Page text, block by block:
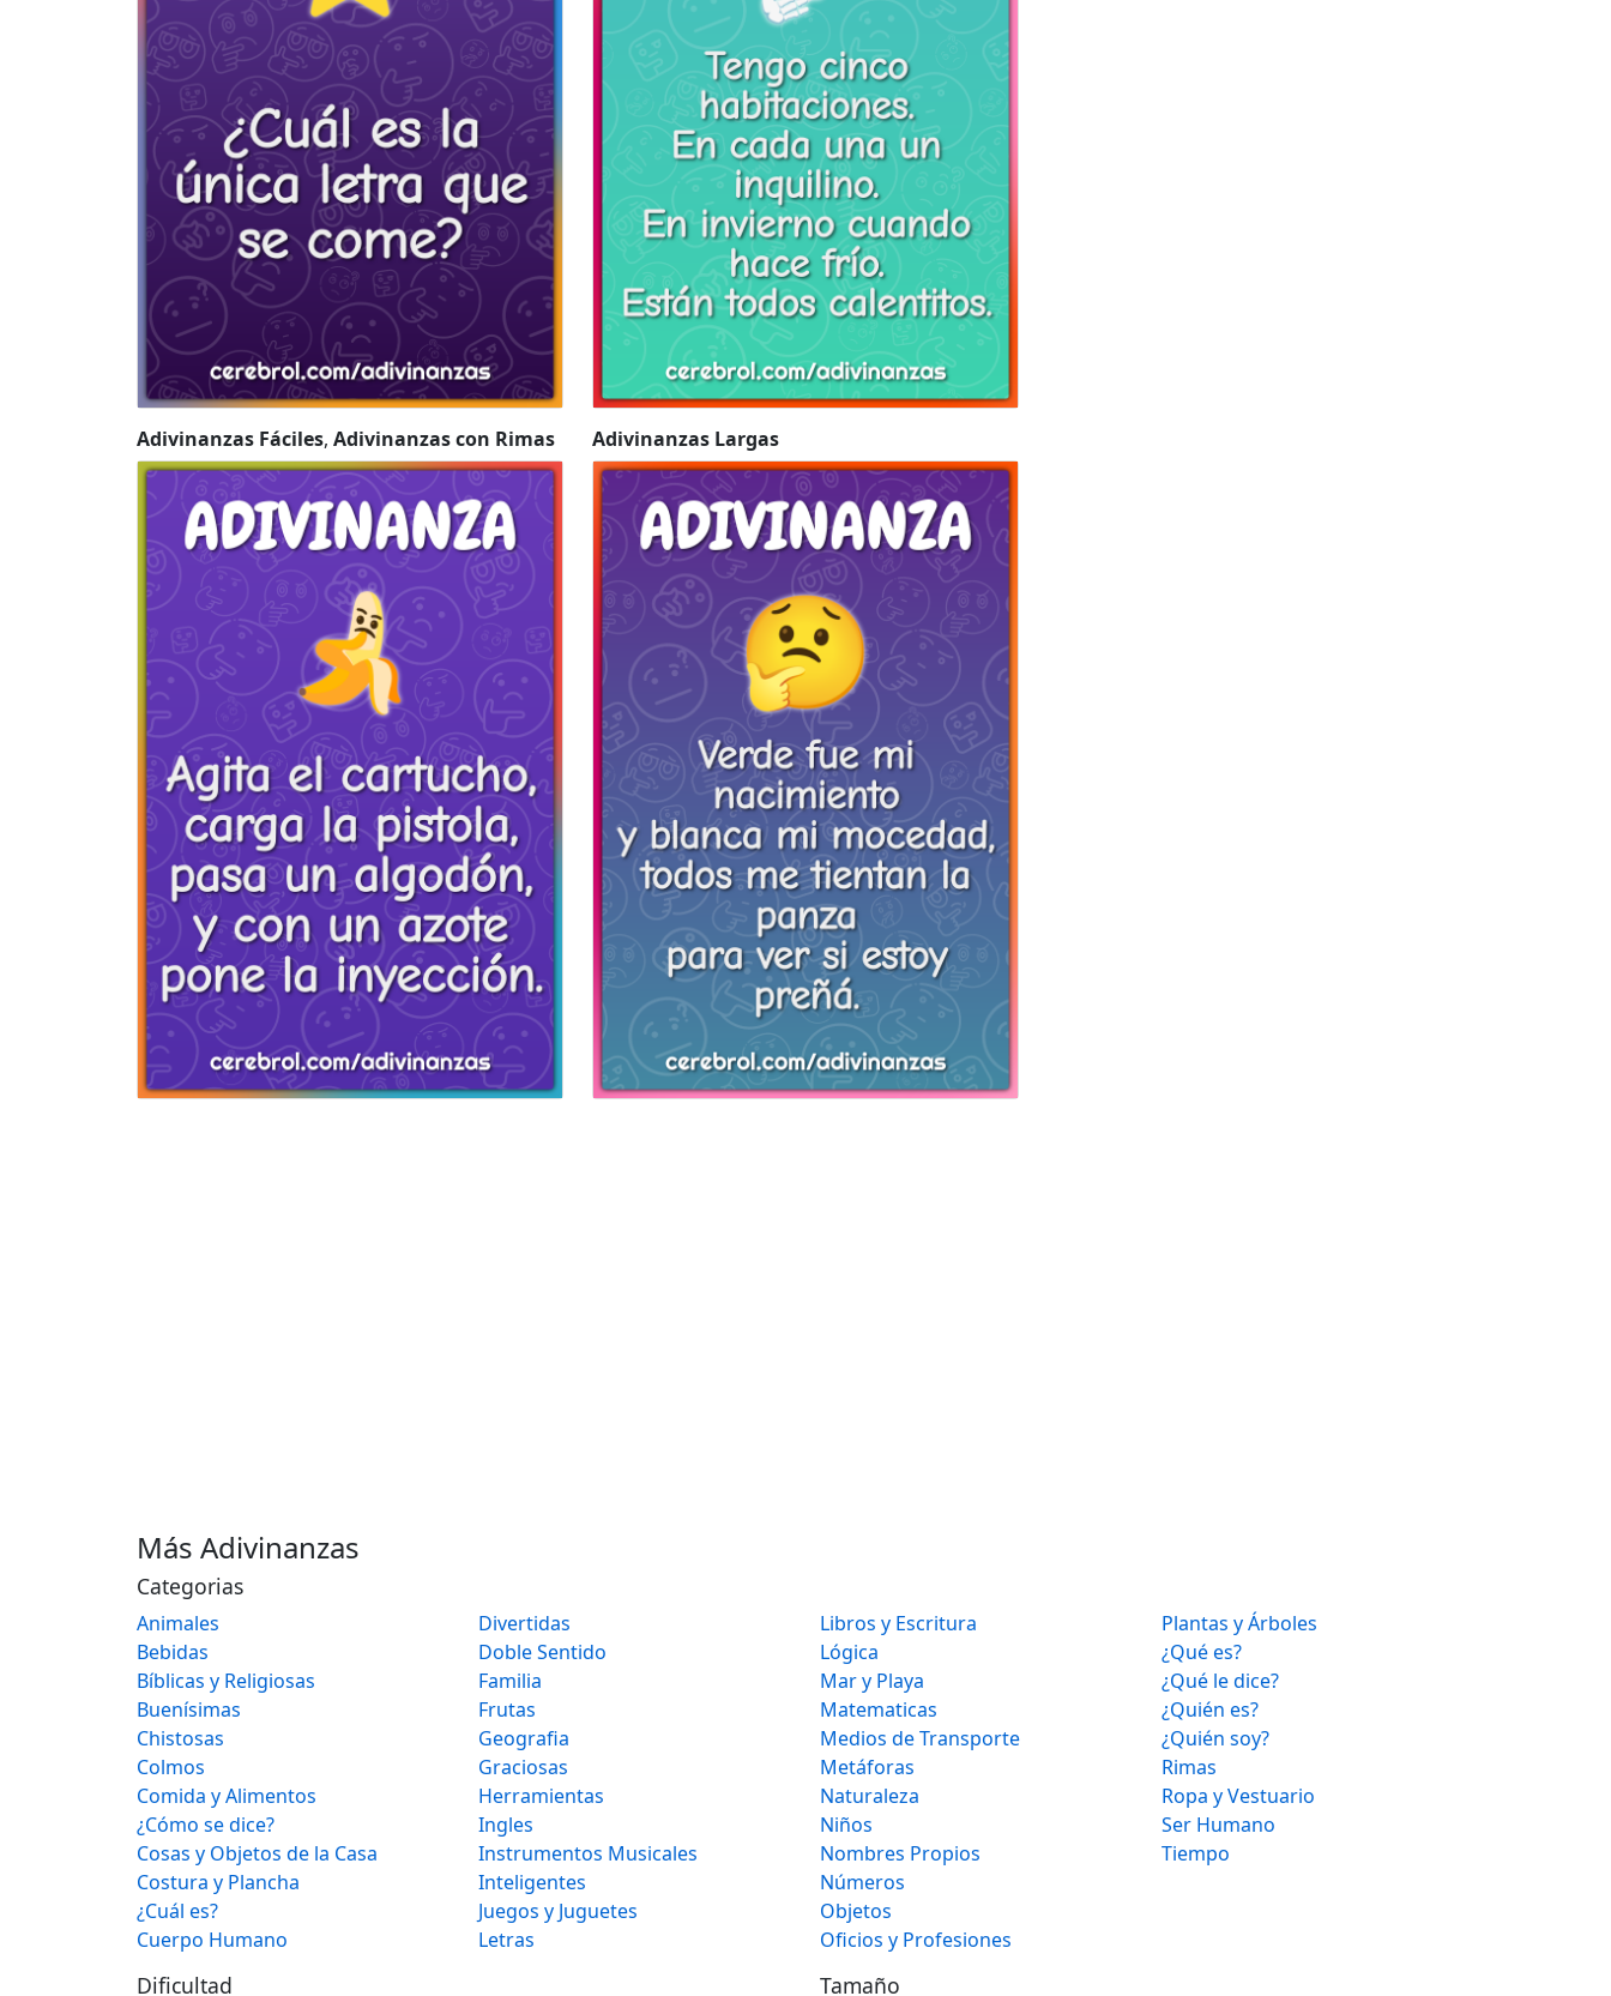
Adivinanzas Fáciles, Adivinanzas con Rimas Adivinanzas Largas
Más Adivinanzas
Categorias
Animales
Bebidas
Bíblicas y Religiosas
Buenísimas
Chistosas
Colmos
Comida y Alimentos
¿Cómo se dice?
Cosas y Objetos de la Casa
Costura y Plancha
¿Cuál es?
Cuerpo Humano
Divertidas
Doble Sentido
Familia
Frutas
Geografia
Graciosas
Herramientas
Ingles
Instrumentos Musicales
Inteligentes
Juegos y Juguetes
Letras
Libros y Escritura
Lógica
Mar y Playa
Matematicas
Medios de Transporte
Metáforas
Naturaleza
Niños
Nombres Propios
Números
Objetos
Oficios y Profesiones
Plantas y Árboles
¿Qué es?
¿Qué le dice?
¿Quién es?
¿Quién soy?
Rimas
Ropa y Vestuario
Ser Humano
Tiempo
Dificultad Tamaño